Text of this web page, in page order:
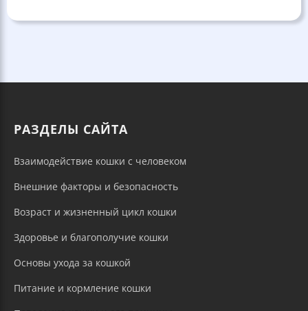
РАЗДЕЛЫ САЙТА
Взаимодействие кошки с человеком
Внешние факторы и безопасность
Возраст и жизненный цикл кошки
Здоровье и благополучие кошки
Основы ухода за кошкой
Питание и кормление кошки